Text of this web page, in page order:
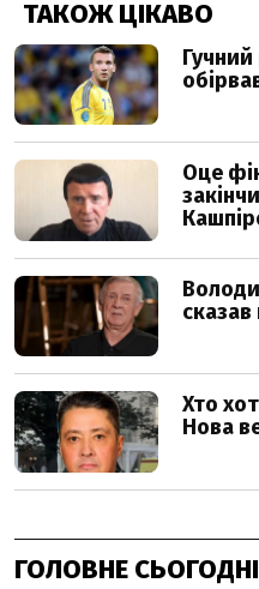
ГОЛОВНЕ СЬОГОДНІ